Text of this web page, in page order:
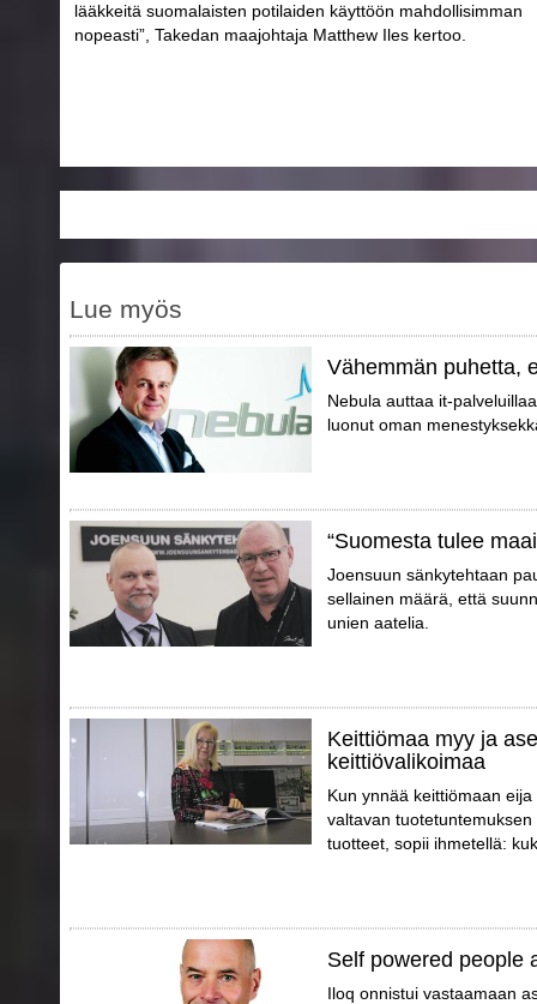
lääkkeitä suomalaisten potilaiden käyttöön mahdollisimman
nopeasti”, Takedan maajohtaja Matthew Iles kertoo.
Lue myös
Vähemmän puhetta,
Nebula auttaa it-
luonut oman
“Suomesta tulee
Joensuun sänkytehtaan
sellainen määrä, että
unien aatelia.
Keittiömaa myy ja
keittiövalikoimaa
Kun ynnää keittiömaan
valtavan
tuotteet, sopii ihmetellä:
Self powered people
Iloq onnistui vastaamaan